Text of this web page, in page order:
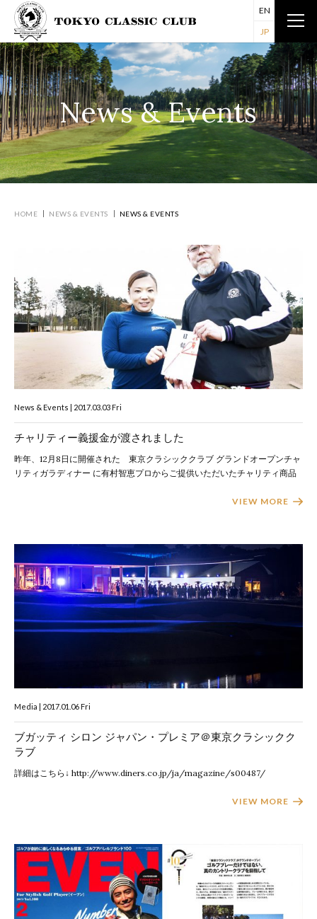
EN
JP
News & Events
HOME NEWS & EVENTS NEWS & EVENTS
News & Events | 2017.03.03 Fri
チャリティー義援金が渡されました
昨年、12月8日に開催された 東京クラシッククラブ グランドオープンチャ
リティガラディナー に有村智恵プロからご提供いただいたチャリティ商品
VIEW MORE
Media | 2017.01.06 Fri
ブガッティ シロン ジャパン・プレミア＠東京クラシックク
ラブ
詳細はこちら↓ http://www.diners.co.jp/ja/magazine/s00487/
VIEW MORE